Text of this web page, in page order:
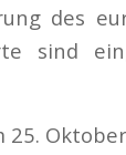
des
sind
25.